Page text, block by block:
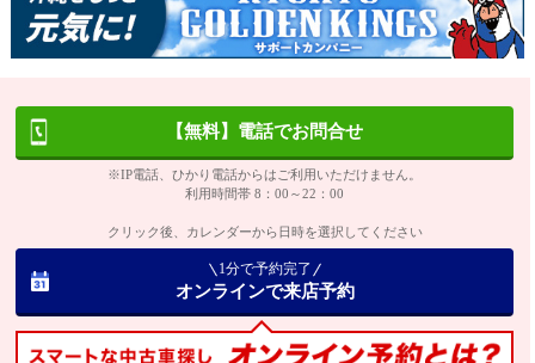
【無料】電話でお問合せ
※IP電話、ひかり電話からはご利用いただけません。
利用時間帯 8：00～22：00
クリック後、カレンダーから日時を選択してください
1分で予約完了
オンラインで来店予約